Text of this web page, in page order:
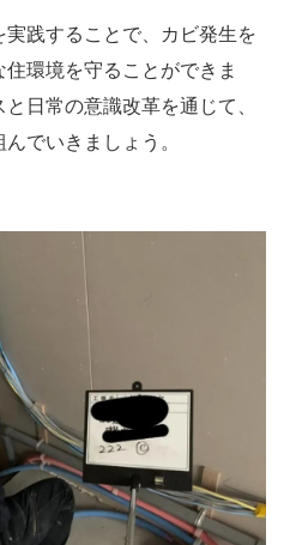
践することで、カビ発生を
環境を守ることができま
日常の意識改革を通じて、
でいきましょう。